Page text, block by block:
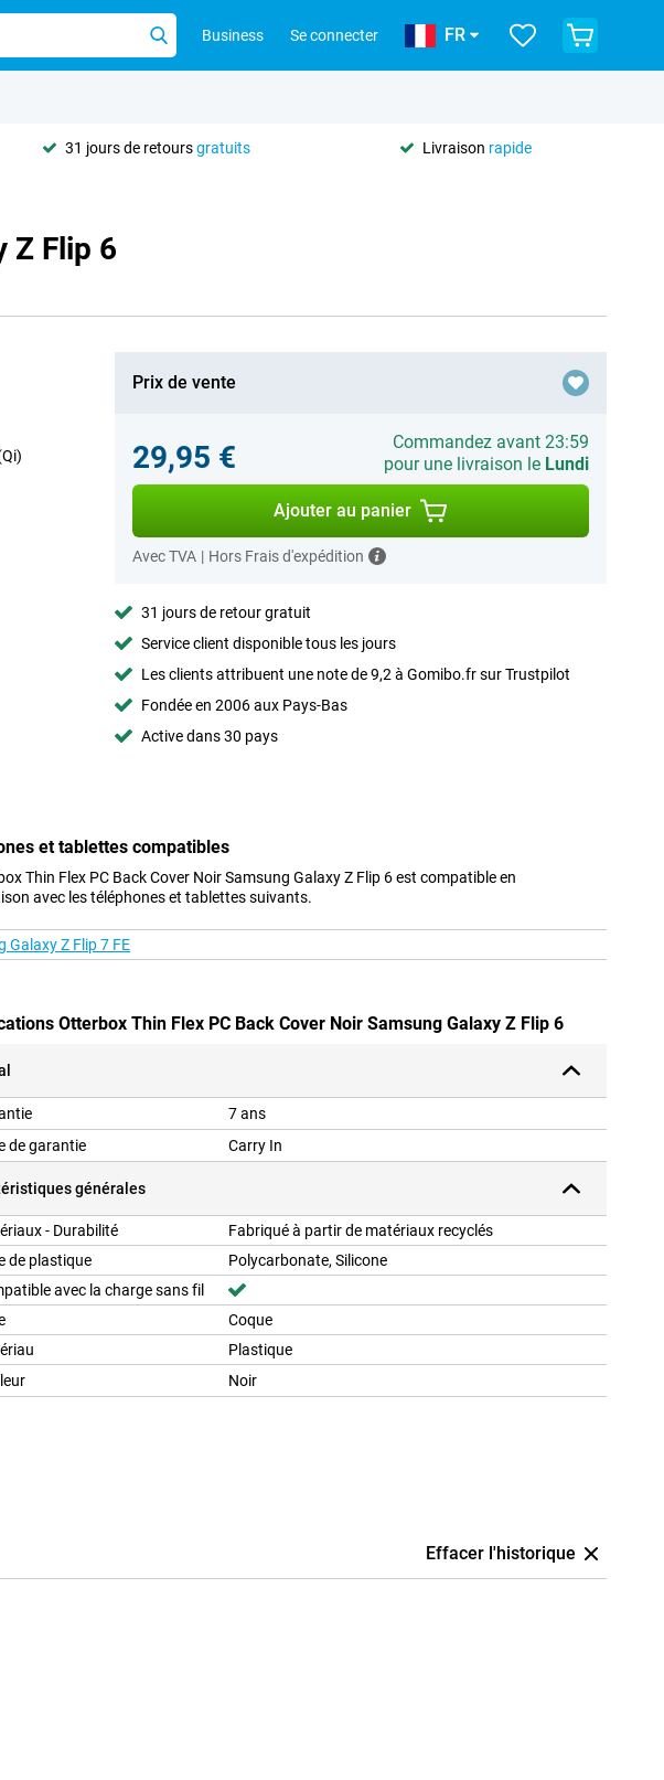
Business Se connecter FR
31 jours de retoursgratuits Livraison rapide
Z Flip 6
Prix de vente
29,95 €
Commandez avant 23:59
pour une livraison le Lundi
Ajouter au panier
Avec TVA | Hors Frais d'expédition
31 jours de retour gratuit
Service client disponible tous les jours
Les clients attribuent une note de 9,2 à Gomibo.fr sur Trustpilot
Fondée en 2006 aux Pays-Bas
Active dans 30 pays
et tablettes compatibles
Thin Flex PC Back Cover Noir Samsung Galaxy Z Flip 6 est compatible en
avec les téléphones et tablettes suivants.
Galaxy Z Flip 7 FE
Otterbox Thin Flex PC Back Cover Noir Samsung Galaxy Z Flip 6
7 ans
de garantie
Carry In
générales
- Durabilité
Fabriqué à partir de matériaux recyclés
de plastique
Polycarbonate, Silicone
avec la charge sans fil
Coque
Plastique
Noir
Effacer l'historique